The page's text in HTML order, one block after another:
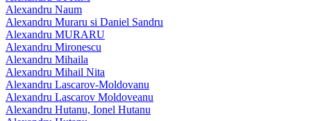
Alexandru Naum
Alexandru Muraru si Daniel Sandru
Alexandru MURARU
Alexandru Mironescu
Alexandru Mihaila
Alexandru Mihail Nita
Alexandru Lascarov-Moldovanu
Alexandru Lascarov Moldoveanu
Alexandru Hutanu, Ionel Hutanu